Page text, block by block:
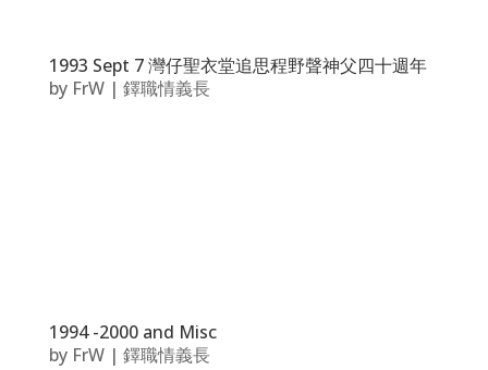
1993 Sept 7 灣仔聖衣堂追思程野聲神父四十週年
by FrW| 鐸職情義長
1994 -2000 and Misc
by FrW| 鐸職情義長